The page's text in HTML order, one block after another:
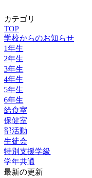
カテゴリ
TOP
学校からのお知らせ
1年生
2年生
3年生
4年生
5年生
6年生
給食室
保健室
部活動
生徒会
特別支援学級
学年共通
最新の更新